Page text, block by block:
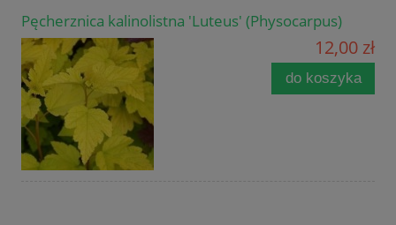
Pęcherznica kalinolistna 'Luteus' (Physocarpus)
12,00 zł
do koszyka